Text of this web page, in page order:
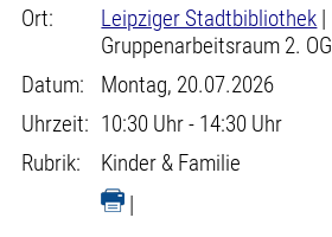
Ort: Leipziger Stadtbibliothek |
Gruppenarbeitsraum 2. OG
Datum:
Montag, 20.07.2026
Uhrzeit: 10:30 Uhr - 14:30 Uhr
Rubrik:
Kinder & Familie
|